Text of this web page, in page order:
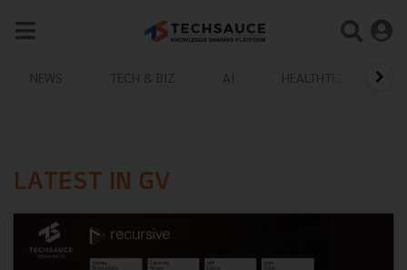
NEWS TECH & BIZ AI HEALTHTECH
LATEST IN GV